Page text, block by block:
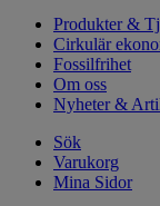
Produkter &
Cirkulär
Fossilfrihet
Om oss
Nyheter &
Sök
Varukorg
Mina Sidor